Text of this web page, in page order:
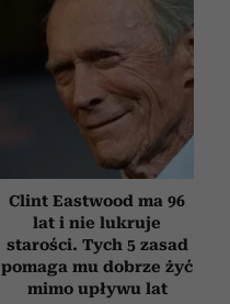
Clint Eastwood ma 96
lat i nie lukruje
starości. Tych 5 zasad
pomaga mu dobrze żyć
mimo upływu lat